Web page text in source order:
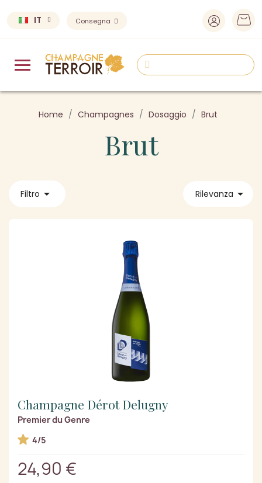
IT Consegna
Home Champagnes Dosaggio Brut
Brut
Filtro  Rilevanza 
Champagne Dérot Delugny
Premier du Genre
4/5
24,90 €